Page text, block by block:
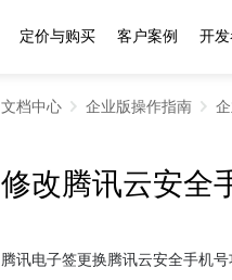
定价与购买 客户案例 开
文档中心 企业版操作指南
修改腾讯云安全